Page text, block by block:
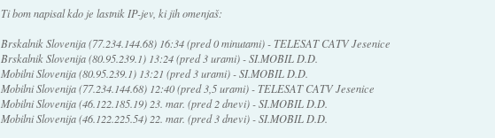
Ti bom napisal kdo je lastnik IP-jev, ki jih omenjaš:
Brskalnik Slovenija (77.234.144.68) 16:34 (pred 0 minutami) - TELESAT CATV Jesenice
Brskalnik Slovenija (80.95.239.1) 13:24 (pred 3 urami) - SI.MOBIL D.D.
Mobilni Slovenija (80.95.239.1) 13:21 (pred 3 urami) - SI.MOBIL D.D.
Mobilni Slovenija (77.234.144.68) 12:40 (pred 3,5 urami) - TELESAT CATV Jesenice
Mobilni Slovenija (46.122.185.19) 23. mar. (pred 2 dnevi) - SI.MOBIL D.D.
Mobilni Slovenija (46.122.225.54) 22. mar. (pred 3 dnevi) - SI.MOBIL D.D.